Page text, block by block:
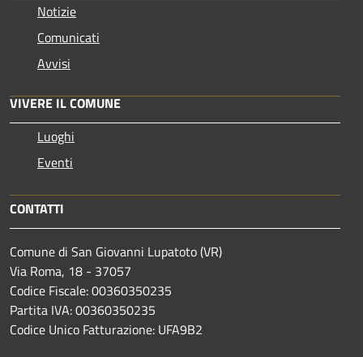
Notizie
Comunicati
Avvisi
VIVERE IL COMUNE
Luoghi
Eventi
CONTATTI
Comune di San Giovanni Lupatoto (VR)
Via Roma, 18 - 37057
Codice Fiscale: 00360350235
Partita IVA: 00360350235
Codice Unico Fatturazione: UFA9B2